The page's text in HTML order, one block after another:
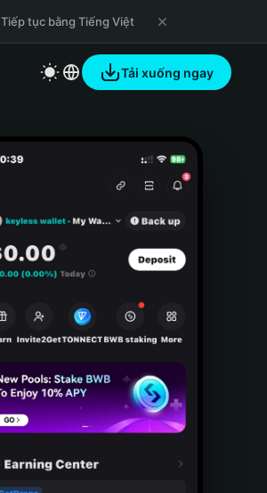
Tiếp tục bằng Tiếng Việt
Tải xuống ngay